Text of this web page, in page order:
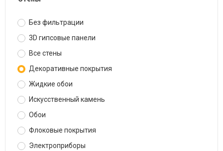
Без фильтрации
3D гипсовые панели
Все стены
Декоративные покрытия
Жидкие обои
Искусственный камень
Обои
Флоковые покрытия
Электроприборы